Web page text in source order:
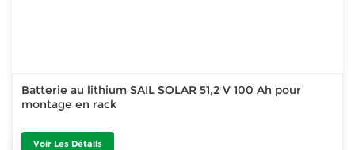
Batterie au lithium SAIL SOLAR 51,2 V 100 Ah pour
montage en rack
Voir Les Détails